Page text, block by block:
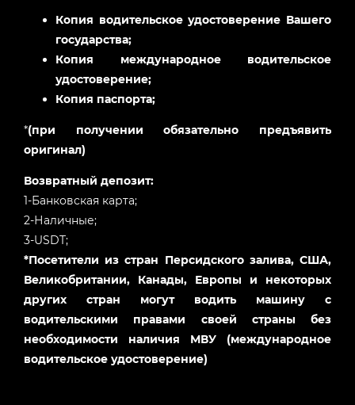
Копия водительское удостоверение Вашего
государства;
Копия международное водительское
удостоверение;
Копия паспорта;
*(при получении обязательно предъявить
оригинал)
Возвратный депозит:
1-Банковская карта;
2-Наличные;
3-USDT;
*Посетители из стран Персидского залива, США,
Великобритании, Канады, Европы и некоторых
других стран могут водить машину с
водительскими правами своей страны без
необходимости наличия МВУ (международное
водительское удостоверение)